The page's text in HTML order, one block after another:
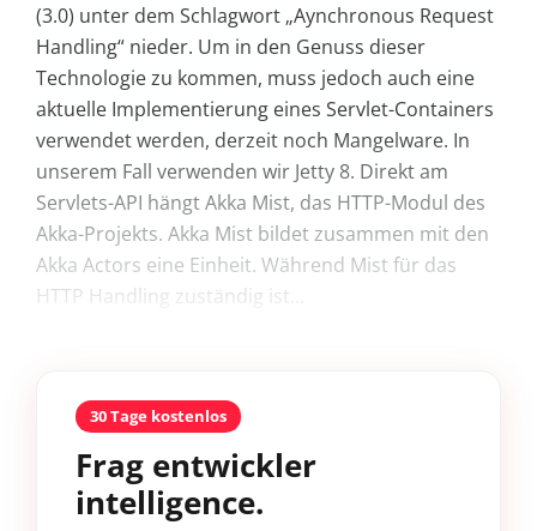
(3.0) unter dem Schlagwort „Aynchronous Request
Handling“ nieder. Um in den Genuss dieser
Technologie zu kommen, muss jedoch auch eine
aktuelle Implementierung eines Servlet-Containers
verwendet werden, derzeit noch Mangelware. In
unserem Fall verwenden wir Jetty 8. Direkt am
Servlets-API hängt Akka Mist, das HTTP-Modul des
Akka-Projekts. Akka Mist bildet zusammen mit den
Akka Actors eine Einheit. Während Mist für das
HTTP Handling zuständig ist...
30 Tage kostenlos
Frag entwickler
intelligence.